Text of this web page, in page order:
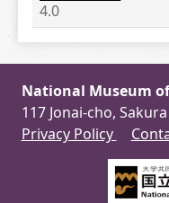
4.0
National Museum
117 Jonai-cho,
Privacy Policy